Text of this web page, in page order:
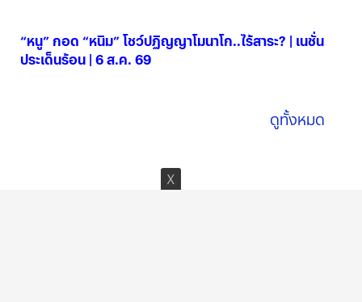
“หนู” กอด “หนิม” โชว์ปฏิญญาโมนาโก..ไร้สาระ? | เนชั่น
ประเด็นร้อน | 6 ส.ค. 69
ดูทั้งหมด